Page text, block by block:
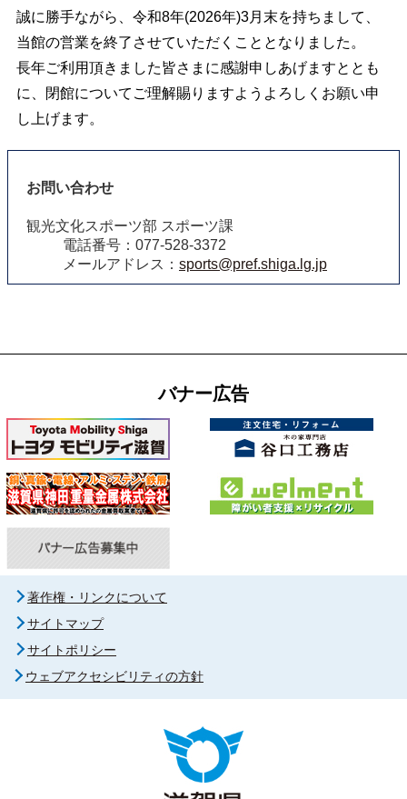
誠に勝手ながら、令和8年(2026年)3月末を持ちまして、
当館の営業を終了させていただくこととなりました。
長年ご利用頂きました皆さまに感謝申しあげますととも
に、閉館についてご理解賜りますようよろしくお願い申
し上げます。
お問い合わせ
観光文化スポーツ部 スポーツ課
電話番号：077-528-3372
メールアドレス： sports@pref.shiga.lg.jp
バナー広告
著作権・リンクについて
サイトマップ
サイトポリシー
ウェブアクセシビリティの方針